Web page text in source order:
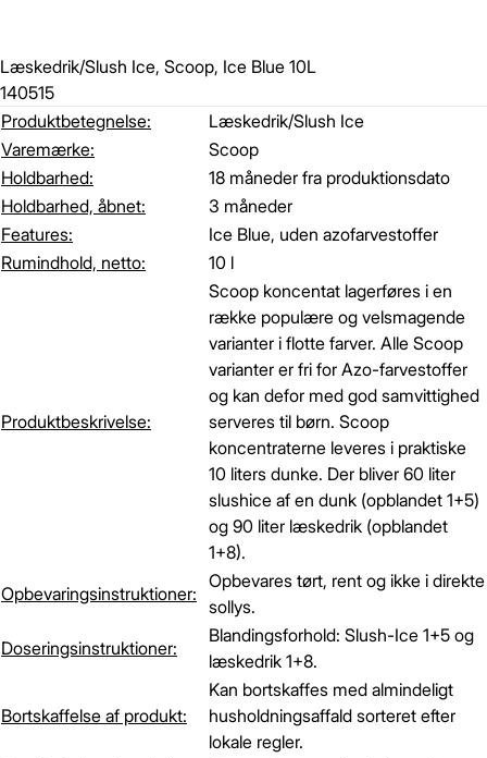
Læskedrik/Slush Ice, Scoop, Ice Blue 10L
140515
Produktbetegnelse:
Læskedrik/Slush Ice
Varemærke:
Scoop
Holdbarhed:
18 måneder fra produktionsdato
Holdbarhed, åbnet:
3 måneder
Features:
Ice Blue, uden azofarvestoffer
Rumindhold, netto:
10 l
Produktbeskrivelse:
Scoop koncentat lagerføres i en
række populære og velsmagende
varianter i flotte farver. Alle Scoop
varianter er fri for Azo-farvestoffer
og kan defor med god samvittighed
serveres til børn. Scoop
koncentraterne leveres i praktiske
10 liters dunke. Der bliver 60 liter
slushice af en dunk (opblandet 1+5)
og 90 liter læskedrik (opblandet
1+8).
Opbevaringsinstruktioner:
Opbevares tørt, rent og ikke i direkte
sollys.
Doseringsinstruktioner:
Blandingsforhold: Slush-Ice 1+5 og
læskedrik 1+8.
Bortskaffelse af produkt:
Kan bortskaffes med almindeligt
husholdningsaffald sorteret efter
lokale regler.